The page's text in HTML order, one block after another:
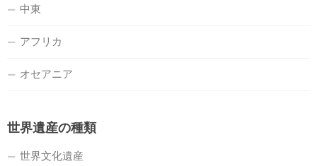
中東
アフリカ
オセアニア
世界遺産の種類
世界文化遺産